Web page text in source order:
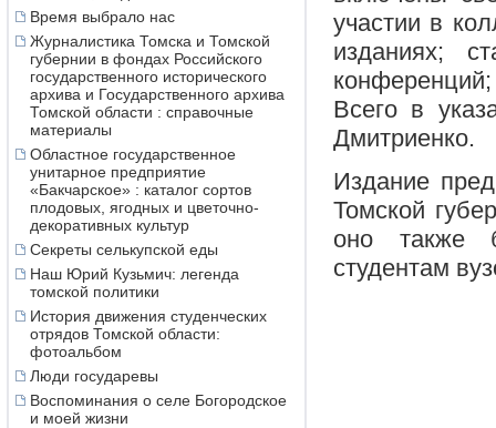
Время выбрало нас
Журналистика Томска и Томской
губернии в фондах Российского
государственного исторического
архива и Государственного архива
Томской области : справочные
материалы
Областное государственное
унитарное предприятие
«Бакчарское» : каталог сортов
плодовых, ягодных и цветочно-
декоративных культур
Секреты селькупской еды
Наш Юрий Кузьмич: легенда
томской политики
История движения студенческих
отрядов Томской области:
фотоальбом
Люди государевы
Воспоминания о селе Богородское
и моей жизни
участии в
изданиях;
Всего в
Дмитриенко.
Издание
Томской
оно также
студентам